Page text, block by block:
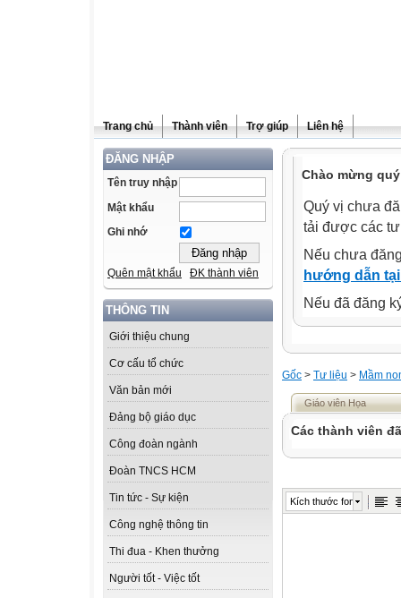
Trang chủ Thành viên Trợ giúp Liên hệ
ĐĂNG NHẬP
Tên truy nhập
Mật khẩu
Ghi nhớ
Quên mật khẩu ĐK thành viên
THÔNG TIN
Giới thiệu chung
Cơ cấu tổ chức
Văn bản mới
Đảng bộ giáo dục
Công đoàn ngành
Đoàn TNCS HCM
Tin tức - Sự kiện
Công nghệ thông tin
Thi đua - Khen thưởng
Người tốt - Việc tốt
Chào mừng
Quý vị chưa
tải được các
Nếu chưa
hướng dẫn
Nếu đã đăng
Gốc > Tư liệu > Mầm
Giáo viên Họa
Các thành viên
Kích thước font